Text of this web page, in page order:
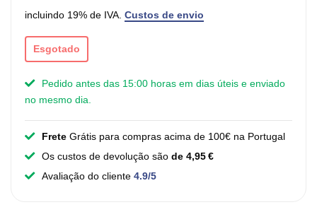
incluindo 19% de IVA. Custos de envio
Esgotado
Pedido antes das 15:00 horas em dias úteis e enviado
no mesmo dia.
Frete Grátis para compras acima de 100€ na Portugal
Os custos de devolução são de 4,95 €
Avaliação do cliente 4.9/5